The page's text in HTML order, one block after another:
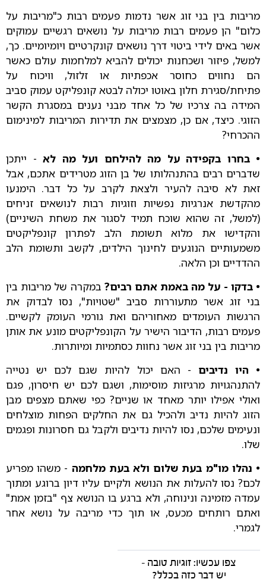
מריבות בין בני זוג אשר נדמות פעמים רבות כ"מריבות על
כלום" הן פעמים רבות מריבות על נושאים רגשיים עמוקים
אשר באים לידי ביטוי דרך נושאים קונקרטיים ויומיומיים. כך,
למשל, פיזור ושכחנות יכולים להביא למלחמות עולם כאשר
הם נחווים כחוסר אכפתיות או זלזול, וויכוח על
פתיחת/סגירת חלון באוטו יכולה לבטא קונפליקט עמוק סביב
המידה בה צרכיו של כל אחד מבני נענים במסגרת הקשר
הזוגי. כיצד, אם כן, מצמצים את תדירות המריבות למינימום
ההכרחי?
• בחרו בקפידה על מה להילחם ועל מה לא - ייתכן
שדברים רבים בהתנהלותו של בן הזוג מטרידים אתכם, אבל
זאת לא סיבה להעיר ולצאת לקרב על כל דבר. הימנעו
מהקדשת אנרגיות נפשיות וזוגיות רבות לנושאים זניחים
(למשל, זה שהוא שוכח תמיד לסגור את משחת השיניים)
והקדישו את מלוא תשומת הלב לפתרון קונפליקטים
משמעותיים הנוגעים לחינוך הילדים, לקשב ותשומת הלב
ההדדיים וכן הלאה.
• בדקו - על מה באמת אתם רבים? במקרה של מריבות בין
בני זוג אשר מתעוררות סביב "שטויות", נסו לבדוק את
הרגשות העומדים מאחוריהם ואת גורמי העומק לקשיים.
פעמים רבות, הדיבור הישיר על הקונפליקטים מונע את אותן
מריבות בין בני זוג אשר נחוות כסתמיות ומיותרות.
• היו נדיבים - האם יכול להיות שגם לכם יש נטייה
להתנהגויות מרגיזות מוסימות, ושגם לכם יש חיסרון, פגם
ואולי אפילו יותר מאחד או שניים? כפי שאתם מצפים מבן
הזוג להיות נדיב ולהכיל גם את החלקים הפחות מוצלחים
ונעימים שלכם, נסו להיות נדיבים ולקבל גם חסרונות ופגמים
שלו.
• נהלו מו"מ בעת שלום ולא בעת מלחמה - משהו מפריע
לכם? נסו להעלות את הנושא ולקיים עליו דיון ברוגע ומתוך
עמדה מזמינה ונינוחה, ולא ברגע בו הנושא צף "בזמן אמת"
ואתם רותחים מכעס, או תוך כדי מריבה על נושא אחר
לגמרי.
צפו עכשיו: זוגיות טובה -
יש דבר כזה בכלל?